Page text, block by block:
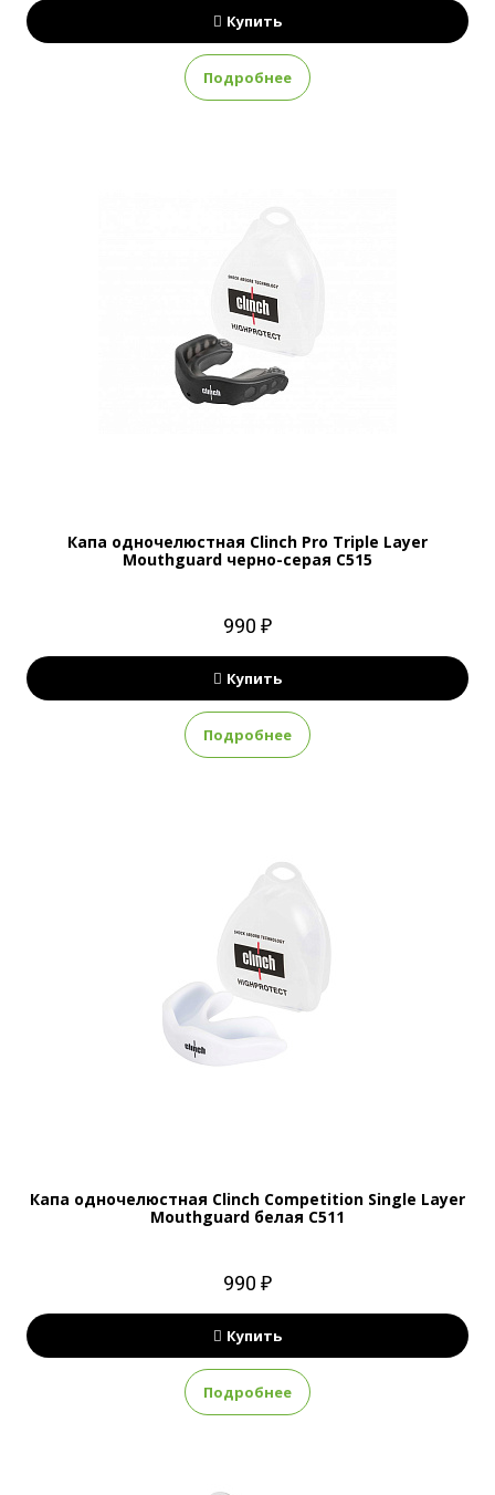
Купить
Подробнее
Капа одночелюстная Clinch Pro Triple Layer
Mouthguard черно-серая C515
990 ₽
Купить
Подробнее
Капа одночелюстная Clinch Competition Single Layer
Mouthguard белая C511
990 ₽
Купить
Подробнее